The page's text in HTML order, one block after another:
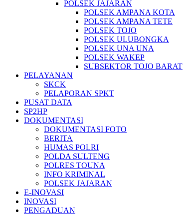
POLSEK JAJARAN
POLSEK AMPANA KOTA
POLSEK AMPANA TETE
POLSEK TOJO
POLSEK ULUBONGKA
POLSEK UNA UNA
POLSEK WAKEP
SUBSEKTOR TOJO BARAT
PELAYANAN
SKCK
PELAPORAN SPKT
PUSAT DATA
SP2HP
DOKUMENTASI
DOKUMENTASI FOTO
BERITA
HUMAS POLRI
POLDA SULTENG
POLRES TOUNA
INFO KRIMINAL
POLSEK JAJARAN
E-INOVASI
INOVASI
PENGADUAN